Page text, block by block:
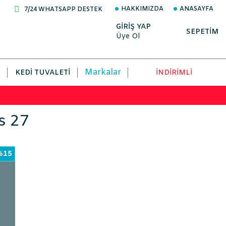
7/24 WHATSAPP DESTEK HAKKIMIZDA ANASAYFA
GİRİŞ YAP
Üye Ol
SEPETİM
KEDI TUVALETI Markalar İNDİRİMLİ
27